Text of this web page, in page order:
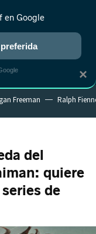
RANKINGS CINE
Freeman Ralph
del
quiere
de
×
en Google